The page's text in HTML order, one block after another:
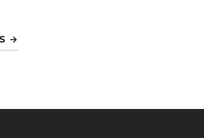
"ACCESSIBILITÉ"
→